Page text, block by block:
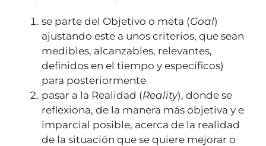
se parte del Objetivo o meta (Goal)
ajustando este a unos criterios, que sean
medibles, alcanzables, relevantes,
definidos en el tiempo y específicos)
para posteriormente
pasar a la Realidad (Reality), donde se
reflexiona, de la manera más objetiva y e
imparcial posible, acerca de la realidad
de la situación que se quiere mejorar o